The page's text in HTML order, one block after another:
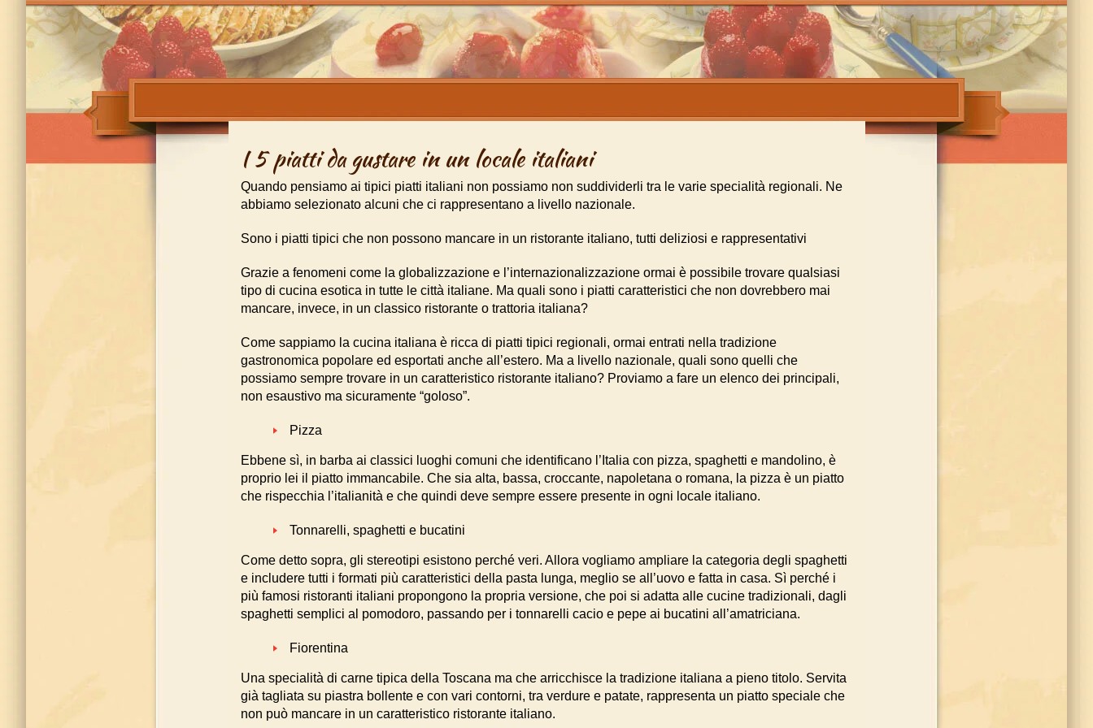
I 5 piatti da gustare in un locale italiani
Quando pensiamo ai tipici piatti italiani non possiamo non suddividerli tra le varie specialità regionali. Ne
abbiamo selezionato alcuni che ci rappresentano a livello nazionale.
Sono i piatti tipici che non possono mancare in un ristorante italiano, tutti deliziosi e rappresentativi
Grazie a fenomeni come la globalizzazione e l’internazionalizzazione ormai è possibile trovare qualsiasi
tipo di cucina esotica in tutte le città italiane. Ma quali sono i piatti caratteristici che non dovrebbero mai
mancare, invece, in un classico ristorante o trattoria italiana?
Come sappiamo la cucina italiana è ricca di piatti tipici regionali, ormai entrati nella tradizione
gastronomica popolare ed esportati anche all’estero. Ma a livello nazionale, quali sono quelli che
possiamo sempre trovare in un caratteristico ristorante italiano? Proviamo a fare un elenco dei principali,
non esaustivo ma sicuramente “goloso”.
Pizza
Ebbene sì, in barba ai classici luoghi comuni che identificano l’Italia con pizza, spaghetti e mandolino, è
proprio lei il piatto immancabile. Che sia alta, bassa, croccante, napoletana o romana, la pizza è un piatto
che rispecchia l’italianità e che quindi deve sempre essere presente in ogni locale italiano.
Tonnarelli, spaghetti e bucatini
Come detto sopra, gli stereotipi esistono perché veri. Allora vogliamo ampliare la categoria degli spaghetti
e includere tutti i formati più caratteristici della pasta lunga, meglio se all’uovo e fatta in casa. Sì perché i
più famosi ristoranti italiani propongono la propria versione, che poi si adatta alle cucine tradizionali, dagli
spaghetti semplici al pomodoro, passando per i tonnarelli cacio e pepe ai bucatini all’amatriciana.
Fiorentina
Una specialità di carne tipica della Toscana ma che arricchisce la tradizione italiana a pieno titolo. Servita
già tagliata su piastra bollente e con vari contorni, tra verdure e patate, rappresenta un piatto speciale che
non può mancare in un caratteristico ristorante italiano.